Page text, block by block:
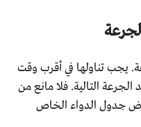
يجب تناولها في أقرب وقت
التالية. فلا مانع من
جدول الدواء الخاص